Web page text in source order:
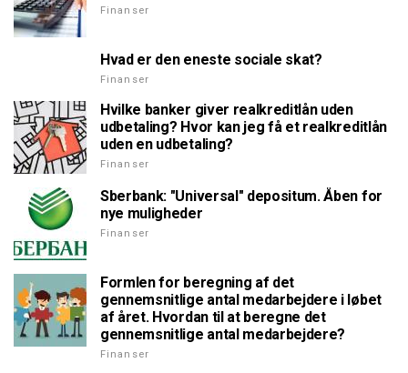
Finanser
Hvad er den eneste sociale skat?
Finanser
Hvilke banker giver realkreditlån uden
udbetaling? Hvor kan jeg få et realkreditlån
uden en udbetaling?
Finanser
Sberbank: "Universal" depositum. Åben for
nye muligheder
Finanser
Formlen for beregning af det
gennemsnitlige antal medarbejdere i løbet
af året. Hvordan til at beregne det
gennemsnitlige antal medarbejdere?
Finanser